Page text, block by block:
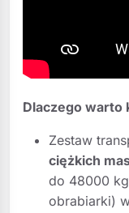
Dlaczego warto
Zestaw
ciężkich
do 48000
obrabiarki)